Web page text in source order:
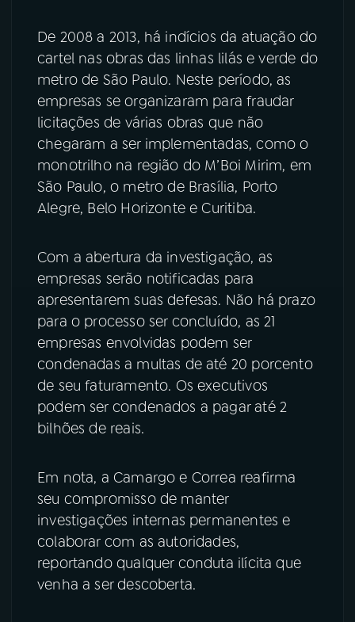
De 2008 a 2013, há indícios da atuação do
cartel nas obras das linhas lilás e verde do
metro de São Paulo. Neste período, as
empresas se organizaram para fraudar
licitações de várias obras que não
chegaram a ser implementadas, como o
monotrilho na região do M’Boi Mirim, em
São Paulo, o metro de Brasília, Porto
Alegre, Belo Horizonte e Curitiba.
Com a abertura da investigação, as
empresas serão notificadas para
apresentarem suas defesas. Não há prazo
para o processo ser concluído, as 21
empresas envolvidas podem ser
condenadas a multas de até 20 porcento
de seu faturamento. Os executivos
podem ser condenados a pagar até 2
bilhões de reais.
Em nota, a Camargo e Correa reafirma
seu compromisso de manter
investigações internas permanentes e
colaborar com as autoridades,
reportando qualquer conduta ilícita que
venha a ser descoberta.